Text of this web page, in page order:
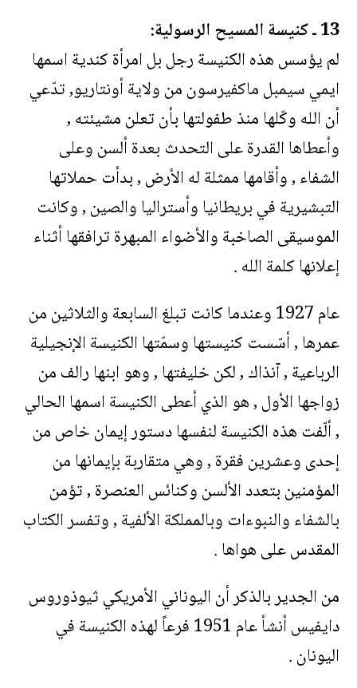
13 ـ كنيسة المسيح الرسولية:
لم يؤسس هذه الكنيسة رجل بل امرأة كندية اسمها
ايمي سيمبل ماكفيرسون من ولاية أونتاريو, تدّعي
أن الله وكّلها منذ طفولتها بأن تعلن مشيئته ,
وأعطاها القدرة على التحدث بعدة ألسن وعلى
الشفاء , وأقامها ممثلة له الأرض , بدأت حملاتها
التبشيرية في بريطانيا وأستراليا والصين , وكانت
الموسيقى الصاخبة والأضواء المبهرة ترافقها أثناء
إعلانها كلمة الله .
عام 1927 وعندما كانت تبلغ السابعة والثلاثين من
عمرها , أسّست كنيستها وسمّتها الكنيسة الإنجيلية
الرباعية , آنذاك , لكن خليفتها , وهو ابنها رالف من
زواجها الأول , هو الذي أعطى الكنيسة اسمها الحالي
, ألّفت هذه الكنيسة لنفسها دستور إيمان خاص من
إحدى وعشرين فقرة , وهي متقاربة بإيمانها من
المؤمنين بتعدد الألسن وكنائس العنصرة , تؤمن
بالشفاء والنبوءات وبالمملكة الألفية , وتفسر الكتاب
المقدس على هواها .
من الجدير بالذكر أن اليوناني الأمريكي ثيوذوروس
دايفيس أنشأ عام 1951 فرعاً لهذه الكنيسة في
اليونان .